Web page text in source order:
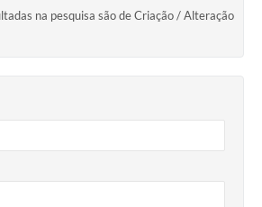
na pesquisa são de Criação / Alteração